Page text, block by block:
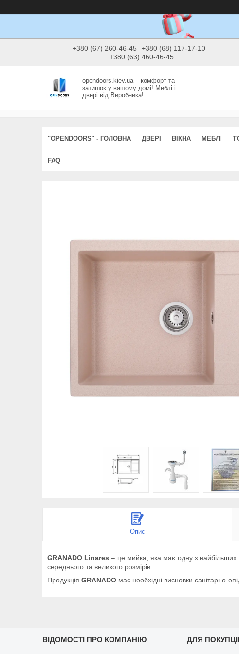
+380 (67) 260-46-45
+380 (68) 117-17-10
+380 (63) 460-46-45
opendoors.kiev.ua – комфорт та
затишок у вашому домі! Меблі і
двері від Виробника!
"OPENDOORS" - ГОЛОВНА ДВЕРІ ВІКНА МЕБЛІ
FAQ
Опис
GRANADO Linares – це мийка, яка має одну з
середнього та великого розмірів.
Продукція GRANADO має необхідні висновки санітарно-
ВІДОМОСТІ ПРО КОМПАНІЮ ДЛЯ